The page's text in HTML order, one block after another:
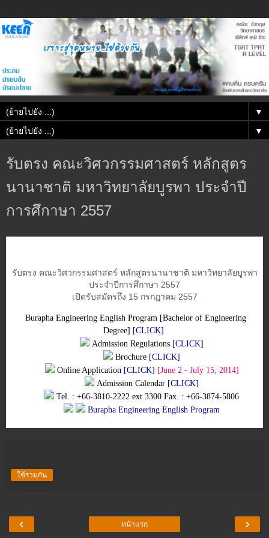
▼
▼
รับตรง คณะวิศวกรรมศาสตร์ หลักสูตร
นานาชาติ มหาวิทยาลัยบูรพา ประจำปี
การศึกาษา 2557
รับตรง คณะวิศวกรรมศาสตร์ หลักสูตรนานาชาติ มหาวิทยาลัยบูรพา
ประจำปีการศึกาษา 2557
เปิดรับสมัครถึง 15 กรกฎาคม 2557
Burapha Engineering English Program [Bachelor of Engineering
Degree] [CLICK]
Admission Regulations [CLICK]
Brochure [CLICK]
Online Application [CLICK] [June 2 - July 15, 2014]
Admission Calendar [CLICK]
Tel. : +66-3810-2222 ext 3300 Fax. : +66-3874-5806
Burapha Engineering English Program
ใช้ร่วมกัน
‹ ›
หน้าแรก